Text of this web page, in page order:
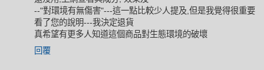
--"對環境有無傷害"---這一點比較少人提及,但是我覺得很重要
看了您的說明---我決定退貨
真希望有更多人知道這個商品對生態環境的破壞
回覆